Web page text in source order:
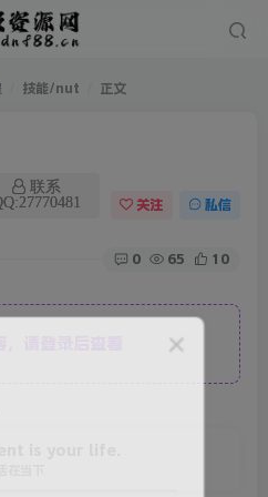
技能/nut 正文
联系
关注 私信
0 65 10